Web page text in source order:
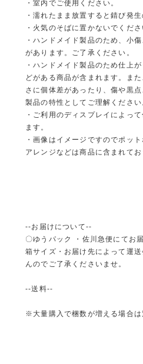
・室内でご使用ください。
・濡れたまま放置すると錆び発
・火気のそばに置かないでくださ
・ハンドメイド製品のため、小
があります。ご了承ください。
・ハンドメイド製品のため仕上
どがある商品が含まれます。ま
さに個体差があったり、傷や黒
製品の特性としてご理解ください
・ご利用のディスプレイによっ
ます。
・画像はイメージですのでポッ
アレンジなどは商品に含まれてお
--お届けについて--
〇ゆうパック ・佐川急便にてお
箱サイズ・お届け先によって運
んのでご了承くださいませ。
--送料--
※大量購入で梱数が増える場合